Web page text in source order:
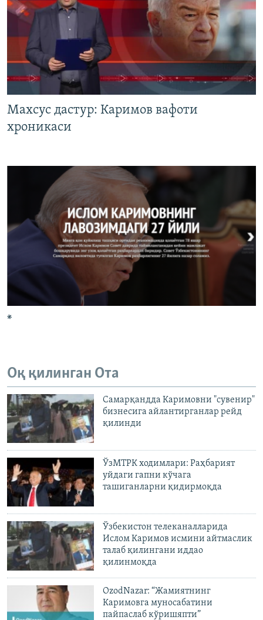
Махсус дастур: Каримов вафоти
хроникаси
*
Оқ қилинган Ота
Самарқандда Каримовни "сувенир"
бизнесига айлантирганлар рейд
қилинди
ЎзМТРК ходимлари: Раҳбарият
уйдаги гапни кўчага
ташиганларни қидирмоқда
Ўзбекистон телеканалларида
Ислом Каримов исмини айтмаслик
талаб қилингани иддао
қилинмоқда
OzodNazar: “Жамиятнинг
Каримовга муносабатини
пайпаслаб кўришяпти”